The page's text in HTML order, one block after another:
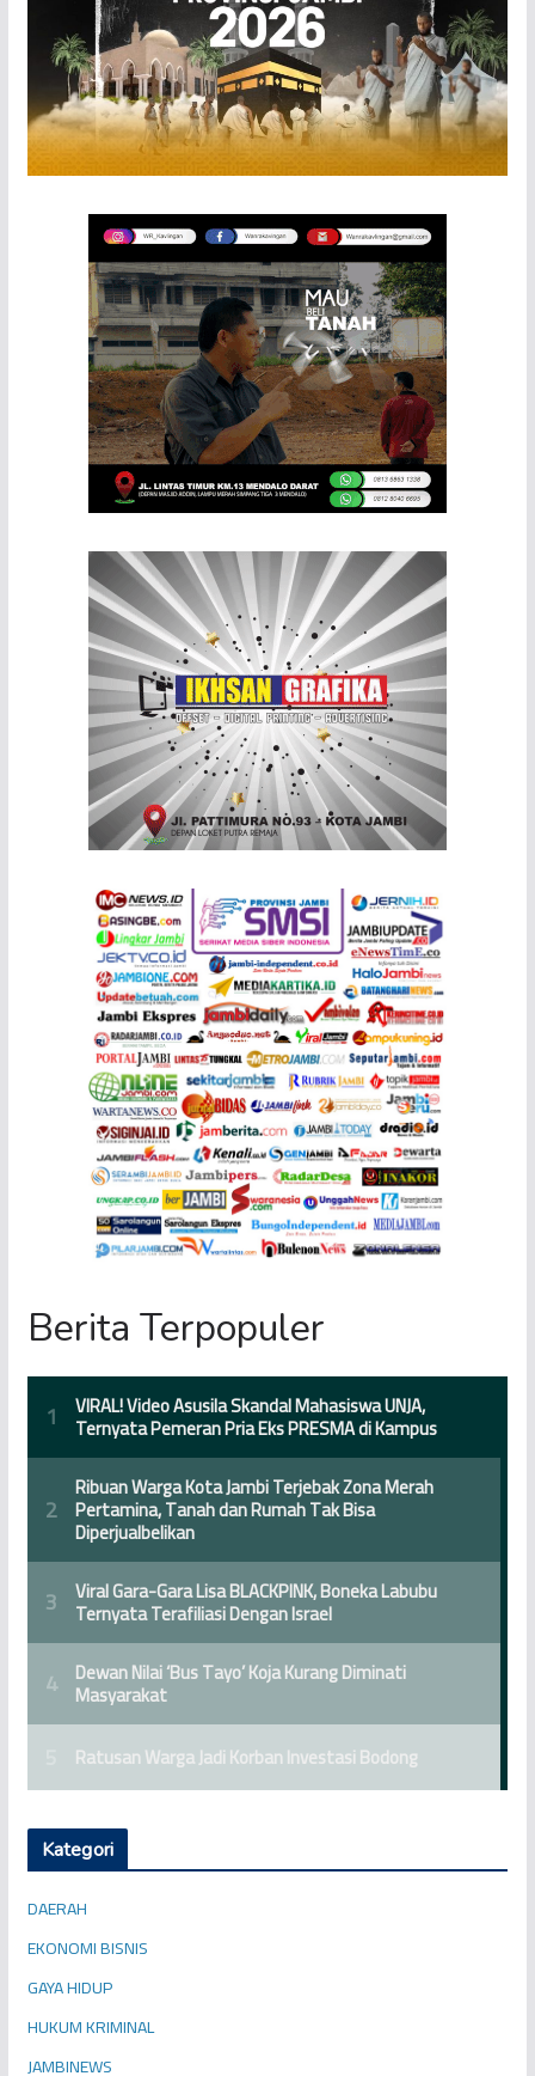
Berita Terpopuler
Kategori
DAERAH
EKONOMI BISNIS
GAYA HIDUP
HUKUM KRIMINAL
JAMBINEWS